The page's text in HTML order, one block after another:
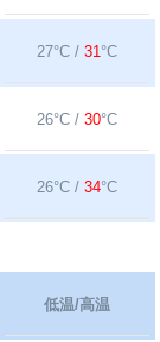
27°C / 31°C
26°C / 30°C
26°C / 34°C
低温/高温